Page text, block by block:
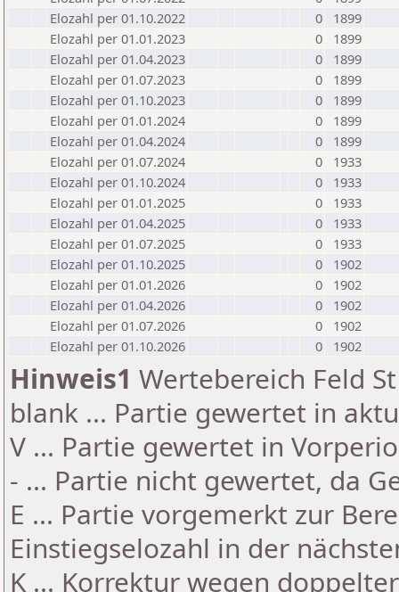
Elozahl per 01.10.2022
0
1899
Elozahl per 01.01.2023
0
1899
Elozahl per 01.04.2023
0
1899
Elozahl per 01.07.2023
0
1899
Elozahl per 01.10.2023
0
1899
Elozahl per 01.01.2024
0
1899
Elozahl per 01.04.2024
0
1899
Elozahl per 01.07.2024
0
1933
Elozahl per 01.10.2024
0
1933
Elozahl per 01.01.2025
0
1933
Elozahl per 01.04.2025
0
1933
Elozahl per 01.07.2025
0
1933
Elozahl per 01.10.2025
0
1902
Elozahl per 01.01.2026
0
1902
Elozahl per 01.04.2026
0
1902
Elozahl per 01.07.2026
0
1902
Elozahl per 01.10.2026
0 1902
Hinweis1 Wertebereich Feld
blank ... Partie gewertet in
V ... Partie gewertet in
- ... Partie nicht gewertet, da
E ... Partie vorgemerkt zur
Einstiegselozahl in der
K ... Korrektur wegen